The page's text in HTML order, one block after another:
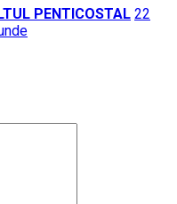
PENTICOSTAL 22